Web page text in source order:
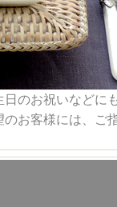
のお祝いなどに
お客様には、ご